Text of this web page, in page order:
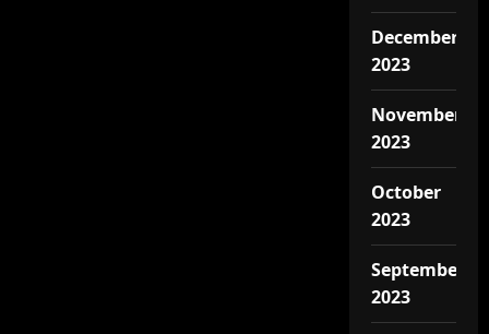
December
2023
November
2023
October
2023
September
2023